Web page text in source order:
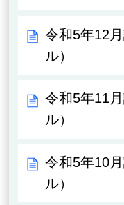
令和5年12
ル）
令和5年11
ル）
令和5年10
ル）